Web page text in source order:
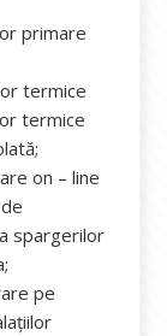
primare
termice
termice
on – line
spargerilor
pe